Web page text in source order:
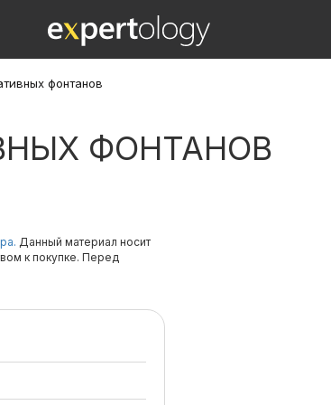
фонтанов
ФОНТАНОВ
Данный материал носит
к покупке. Перед